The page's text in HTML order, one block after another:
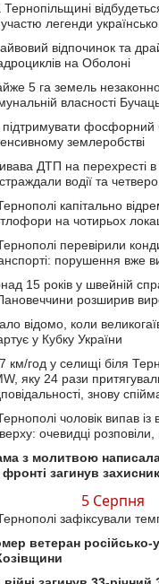
легенди
відпочинок та
на Оболоні
5 га земель
власності
підтримувати фосфорний
землеробстві
ДТП на перехресті
водії та
капітально
на чотирьох
перевірили
порушення вже
15 років у швейній
Лановеччини розширив
відомо, коли
у Кубку України
км/год у селищі біля
яку 24 рази
знову
чоловік випав із
очевидці
з молитвою
фронті загинув
5 Серпня
зафіксували
ветеран російсько-